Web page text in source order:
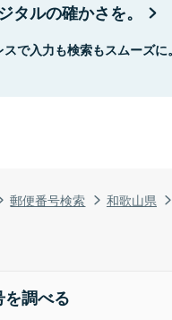
郵便番号検索 和歌山県
タルの確かさを。
で入力も検索もスムーズに。
調べる